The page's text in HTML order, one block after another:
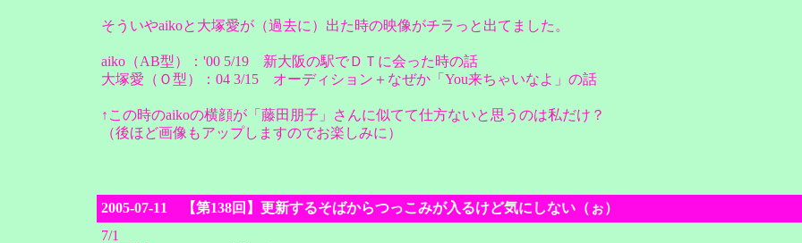
そういやaikoと大塚愛が（過去に）出た時の映像がチラっと出てました。
aiko（AB型）：'00 5/19 新大阪の駅でＤＴに会った時の話
大塚愛（Ｏ型）：04 3/15 オーディション＋なぜか「You来ちゃいなよ」の話
↑この時のaikoの横顔が「藤田朋子」さんに似てて仕方ないと思うのは私だけ？
（後ほど画像もアップしますのでお楽しみに）
2005-07-11 【第138回】更新するそばからつっこみが入るけど気にしない（ぉ）
7/1